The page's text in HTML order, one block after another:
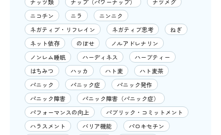
ナッツ類 ナップ（パワーナップ）
ナツメグ
ニコチン
ニラ
ニンニク
ネガティブ・リフレイン
ネガティブ思考
ねぎ
ネット依存
のぼせ
ノルアドレナリン
ノンレム睡眠
ハーディネス
ハーブティー
はちみつ
ハッカ ハト麦
ハト麦茶
パニック
パニック症
パニック発作
パニック障害
パニック障害（パニック症）
パフォーマンスの向上
パブリック・コミットメント
ハラスメント
バリア機能
パロキセチン